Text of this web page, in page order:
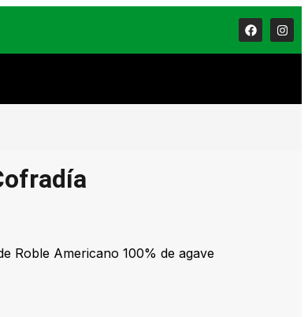
Roble Americano 100% de agave